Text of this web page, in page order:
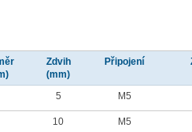
Zdvih
(mm)
Připojení
5 M5
10 M5